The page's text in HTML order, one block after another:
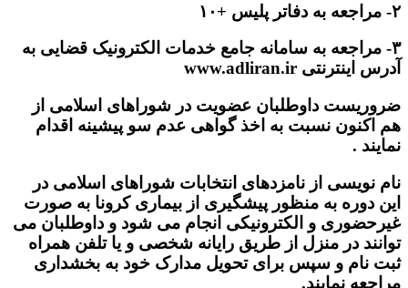
٢- مراجعه به دفاتر پلیس +١٠
٣- مراجعه به سامانه جامع خدمات الکترونیک قضایی به
آدرس اینترنتی www.adliran.ir
ضروريست داوطلبان عضویت در شوراهای اسلامی از
هم اکنون نسبت به اخذ گواهی عدم سو پیشینه اقدام
نمایند .
نام نویسی از نامزدهای انتخابات شوراهای اسلامی در
این دوره به منظور پیشگیری از بیماری کرونا به صورت
غیرحضوری و الکترونیکی انجام می شود و داوطلبان می
توانند در منزل از طریق رایانه شخصی و یا تلفن همراه
ثبت نام و سپس برای تحویل مدارک خود به بخشداری
مراجعه نمایند.